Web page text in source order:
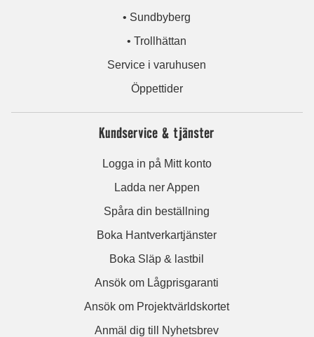
• Sundbyberg
• Trollhättan
Service i varuhusen
Öppettider
Kundservice & tjänster
Logga in på Mitt konto
Ladda ner Appen
Spåra din beställning
Boka Hantverkartjänster
Boka Släp & lastbil
Ansök om Lågprisgaranti
Ansök om Projektvärldskortet
Anmäl dig till Nyhetsbrev